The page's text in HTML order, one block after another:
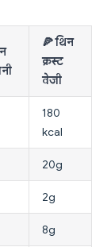
🍕 थिन
क्रस्ट
वेजी
180
kcal
20g
2g
8g